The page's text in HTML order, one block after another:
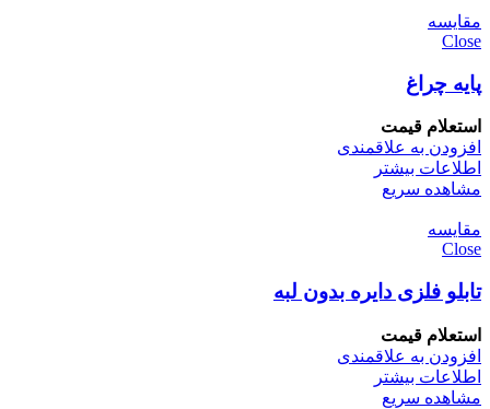
مقایسه
Close
پایه چراغ
استعلام قیمت
افزودن به علاقمندی
اطلاعات بیشتر
مشاهده سریع
مقایسه
Close
تابلو فلزی دایره بدون لبه
استعلام قیمت
افزودن به علاقمندی
اطلاعات بیشتر
مشاهده سریع